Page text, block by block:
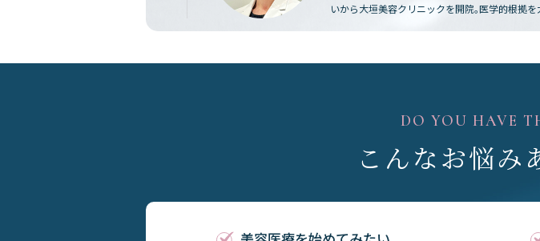
いから大垣美容クリニックを開院。医学的根拠
DO YOU HAVE
こんなお悩み